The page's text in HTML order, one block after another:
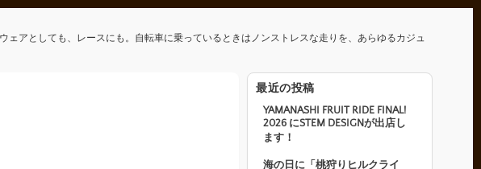
アとしても、レースにも。自転車に乗っているときはノンストレスな走りを、あらゆるカジュ
最近の投稿
YAMANASHI FRUIT RIDE FINAL!
2026 にSTEM DESIGNが出店し
ます！
海の日に「桃狩りヒルクライ